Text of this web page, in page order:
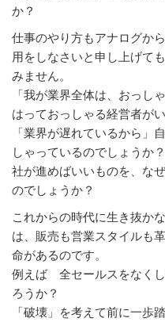
か？
仕事のやり方もアナログか
用をしなさいと申し上げて
みません。
「我が業界全体は、おっし
はっておっしゃる経営者がい
「業界が遅れているから」
しゃっているのでしょうか
社が進めばいいものを、な
のでしょうか？
これからの時代に生き抜か
は、販売も営業スタイルも
命があるのです。
例えば 全セールスをなく
ろうか？
「破壊」を考えて前に一歩